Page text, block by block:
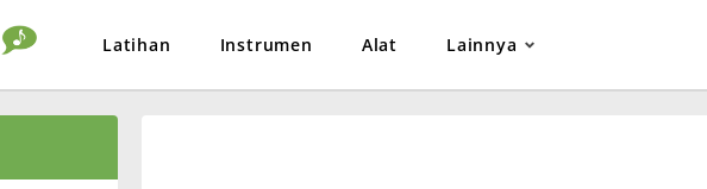
Latihan Instrumen Alat Lainnya